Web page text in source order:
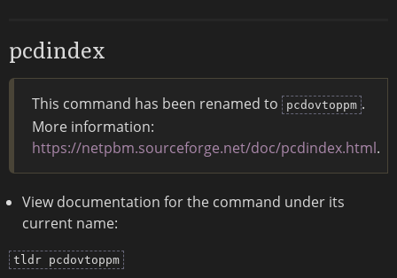
pcdindex
This command has been renamed to pcdovtoppm .
More information:
https://netpbm.sourceforge.net/doc/pcdindex.html.
View documentation for the command under its
current name:
tldr pcdovtoppm